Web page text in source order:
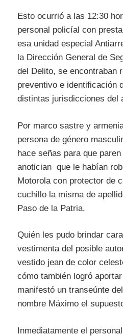
Esto ocurrió a las 12:30
personal policíal con
esa unidad especial
la Dirección General de
del Delito, se encontraban
preventivo e identificación
distintas jurisdicciones del
Por marco sastre y
persona de género
hace señas para que
anotician que le habían
Motorola con protector de
cuchillo la misma de
Paso de la Patria.
Quién les pudo brindar
vestimenta del posible
vestido jean de color
cómo también logró
manifestó un transeúnte
nombre Máximo el
Inmediatamente el